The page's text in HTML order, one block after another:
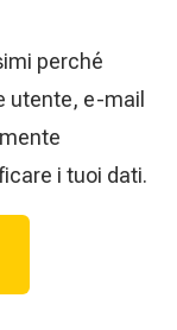
perché
utente, e-mail
i tuoi dati.